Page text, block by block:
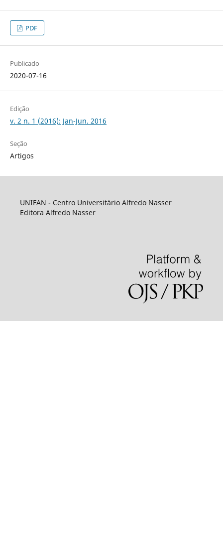
PDF
Publicado
2020-07-16
Edição
v. 2 n. 1 (2016): Jan-Jun. 2016
Seção
Artigos
UNIFAN - Centro Universitário Alfredo Nasser
Editora Alfredo Nasser